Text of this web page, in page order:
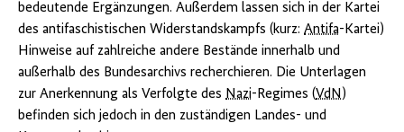
bedeutende Ergänzungen. Außerdem lassen sich in der Kartei
des antifaschistischen Widerstandskampfs (kurz: Antifa-Kartei)
Hinweise auf zahlreiche andere Bestände innerhalb und
außerhalb des Bundesarchivs recherchieren. Die Unterlagen
zur Anerkennung als Verfolgte des Nazi-Regimes (VdN )
befinden sich jedoch in den zuständigen Landes- und